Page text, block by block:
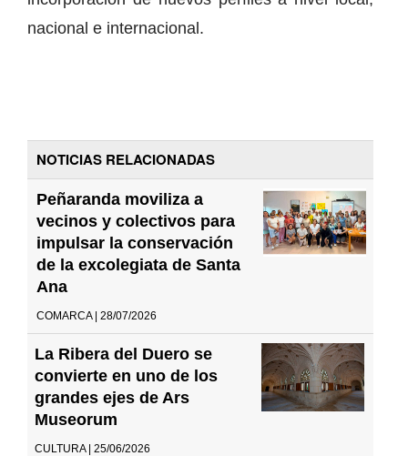
nacional e internacional.
NOTICIAS RELACIONADAS
Peñaranda moviliza a
vecinos y colectivos para
impulsar la conservación
de la excolegiata de Santa
Ana
COMARCA | 28/07/2026
La Ribera del Duero se
convierte en uno de los
grandes ejes de Ars
Museorum
CULTURA | 25/06/2026